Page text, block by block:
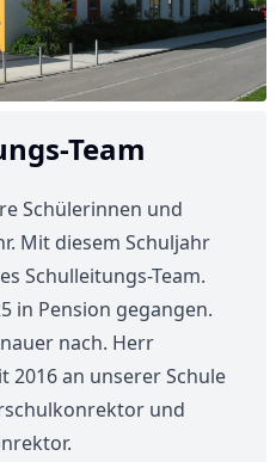
Team
Schülerinnen und
Mit diesem Schuljahr
Schulleitungs-Team.
in Pension gegangen.
nach. Herr
2016 an unserer Schule
und